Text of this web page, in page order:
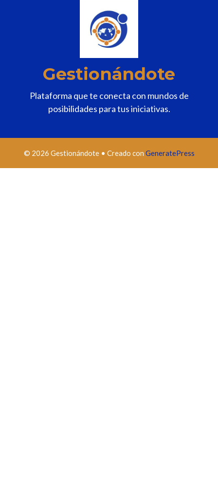
Gestionándote
Plataforma que te conecta con mundos de
posibilidades para tus iniciativas.
© 2026 Gestionándote• Creado con GeneratePress